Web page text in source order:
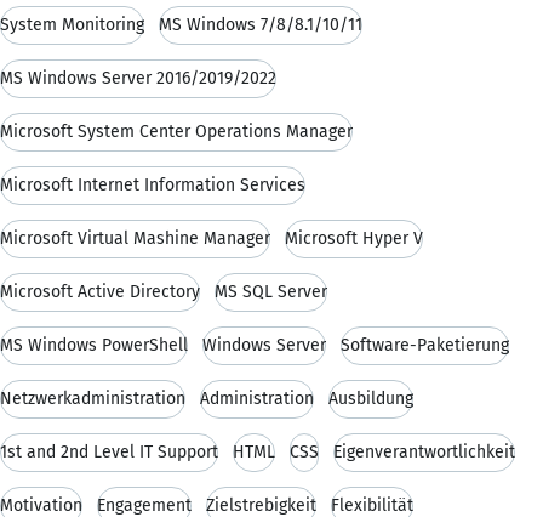
System Monitoring MS Windows 7/8/8.1/10/11
MS Windows Server 2016/2019/2022
Microsoft System Center Operations Manager
Microsoft Internet Information Services
Microsoft Virtual Mashine Manager Microsoft Hyper V
Microsoft Active Directory MS SQL Server
MS Windows PowerShell Windows Server Software-Paketierung
Netzwerkadministration Administration Ausbildung
1st and 2nd Level IT Support HTML CSS Eigenverantwortlichkeit
Motivation Engagement Zielstrebigkeit Flexibilität